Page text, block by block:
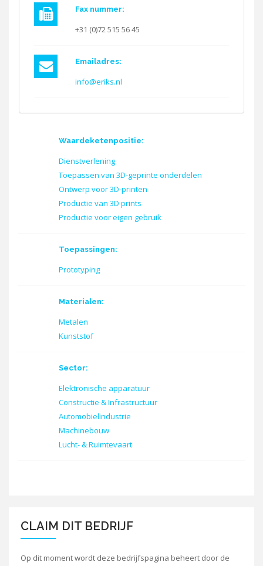
Fax nummer:
+31 (0)72 515 56 45
Emailadres:
info@eriks.nl
Waardeketenpositie:
Dienstverlening
Toepassen van 3D-geprinte onderdelen
Ontwerp voor 3D-printen
Productie van 3D prints
Productie voor eigen gebruik
Toepassingen:
Prototyping
Materialen:
Metalen
Kunststof
Sector:
Elektronische apparatuur
Constructie & Infrastructuur
Automobielindustrie
Machinebouw
Lucht- & Ruimtevaart
CLAIM DIT BEDRIJF
Op dit moment wordt deze bedrijfspagina beheert door de